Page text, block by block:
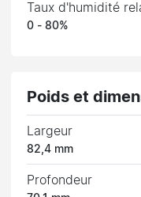
Taux d'humidité
0 - 80%
Poids et
Largeur
82,4 mm
Profondeur